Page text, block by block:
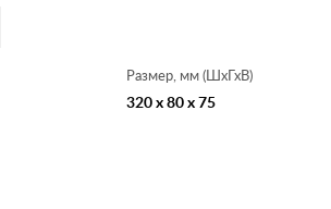
Размер, мм (ШхГхВ)
320 x 80 x 75